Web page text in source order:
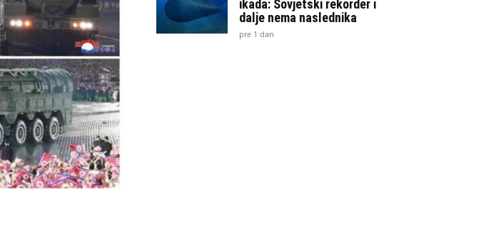
ikada: Sovjetski rekorder i
dalje nema naslednika
pre 1 dan